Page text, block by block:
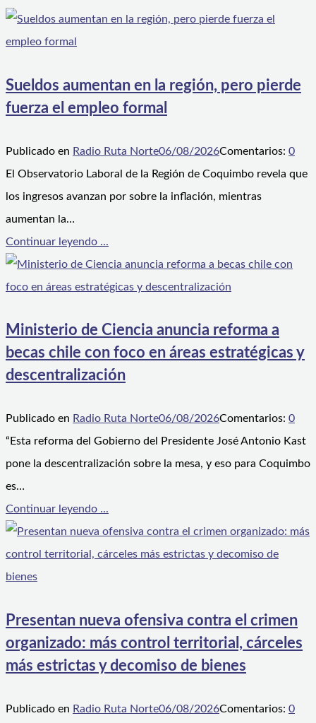
Sueldos aumentan en la región, pero pierde
fuerza el empleo formal
Publicado en Radio Ruta Norte06/08/2026Comentarios: 0
El Observatorio Laboral de la Región de Coquimbo revela que
los ingresos avanzan por sobre la inflación, mientras
aumentan la…
Continuar leyendo ...
Ministerio de Ciencia anuncia reforma a
becas chile con foco en áreas estratégicas y
descentralización
Publicado en Radio Ruta Norte06/08/2026Comentarios: 0
“Esta reforma del Gobierno del Presidente José Antonio Kast
pone la descentralización sobre la mesa, y eso para Coquimbo
es…
Continuar leyendo ...
Presentan nueva ofensiva contra el crimen
organizado: más control territorial, cárceles
más estrictas y decomiso de bienes
Publicado en Radio Ruta Norte06/08/2026Comentarios: 0